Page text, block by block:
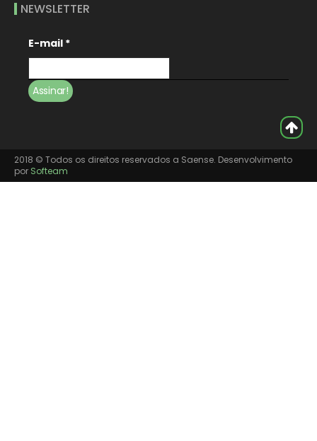
NEWSLETTER
E-mail *
2018 © Todos os direitos reservados a Saense. Desenvolvimento
por Softeam